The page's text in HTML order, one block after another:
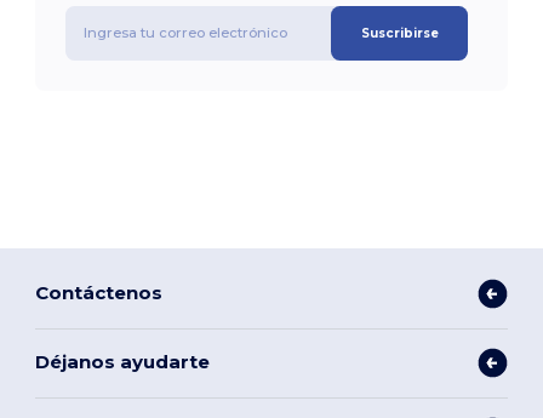
Suscribirse
Contáctenos
Déjanos ayudarte